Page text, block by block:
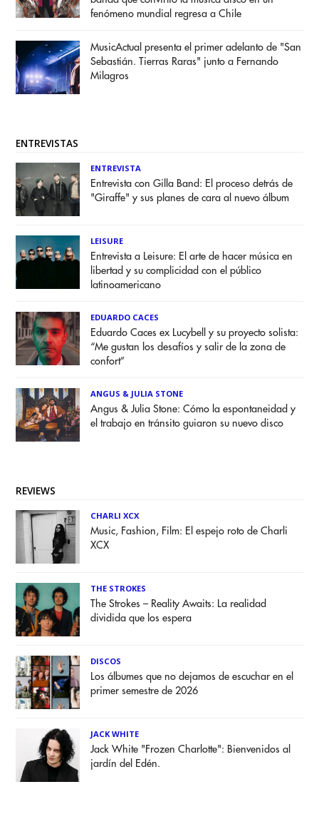
fenómeno mundial regresa a Chile
MusicActual presenta el primer adelanto de "San
Sebastián. Tierras Raras" junto a Fernando
Milagros
ENTREVISTAS
ENTREVISTA
Entrevista con Gilla Band: El proceso detrás de
"Giraffe" y sus planes de cara al nuevo álbum
LEISURE
Entrevista a Leisure: El arte de hacer música en
libertad y su complicidad con el público
latinoamericano
EDUARDO CACES
Eduardo Caces ex Lucybell y su proyecto solista:
“Me gustan los desafíos y salir de la zona de
confort”
ANGUS & JULIA STONE
Angus & Julia Stone: Cómo la espontaneidad y
el trabajo en tránsito guiaron su nuevo disco
REVIEWS
CHARLI XCX
Music, Fashion, Film: El espejo roto de Charli
XCX
THE STROKES
The Strokes – Reality Awaits: La realidad
dividida que los espera
DISCOS
Los álbumes que no dejamos de escuchar en el
primer semestre de 2026
JACK WHITE
Jack White "Frozen Charlotte": Bienvenidos al
jardín del Edén.